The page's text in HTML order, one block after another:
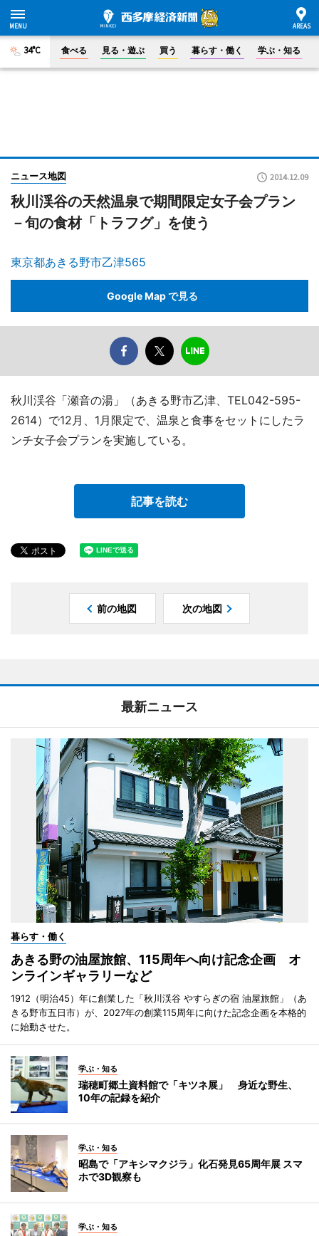
34°C 食べる 見る・遊ぶ 買う 暮らす・働く 学ぶ・知る
ニュース地図 2014.12.09
秋川渓谷の天然温泉で期間限定女子会プラン
－旬の食材「トラフグ」を使う
東京都あきる野市乙津565
Google Map で見る
秋川渓谷「瀬音の湯」（あきる野市乙津、TEL042-595-
2614）で12月、1月限定で、温泉と食事をセットにしたラ
ンチ女子会プランを実施している。
記事を読む
前の地図 次の地図
最新ニュース
暮らす・働く
あきる野の油屋旅館、115周年へ向け記念企画 オ
ンラインギャラリーなど
1912（明治45）年に創業した「秋川渓谷 やすらぎの宿 油屋旅館」（あ
きる野市五日市）が、2027年の創業115周年に向けた記念企画を本格的
に始動させた。
学ぶ・知る
瑞穂町郷土資料館で「キツネ展」 身近な野生、
10年の記録を紹介
学ぶ・知る
昭島で「アキシマクジラ」化石発見65周年展 スマ
ホで3D観察も
学ぶ・知る